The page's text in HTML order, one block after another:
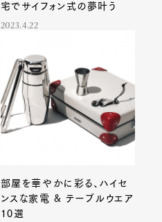
宅でサイフォン式の夢叶う
2023.4.22
部屋を華やかに彩る、ハイセ
ンスな家電 & テーブルウエア
10選